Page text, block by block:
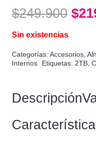
$249.900 El
era:
$
Sin existencias
Categorías: Accesorios
Internos
Etiquetas: 2TB,
Descripción